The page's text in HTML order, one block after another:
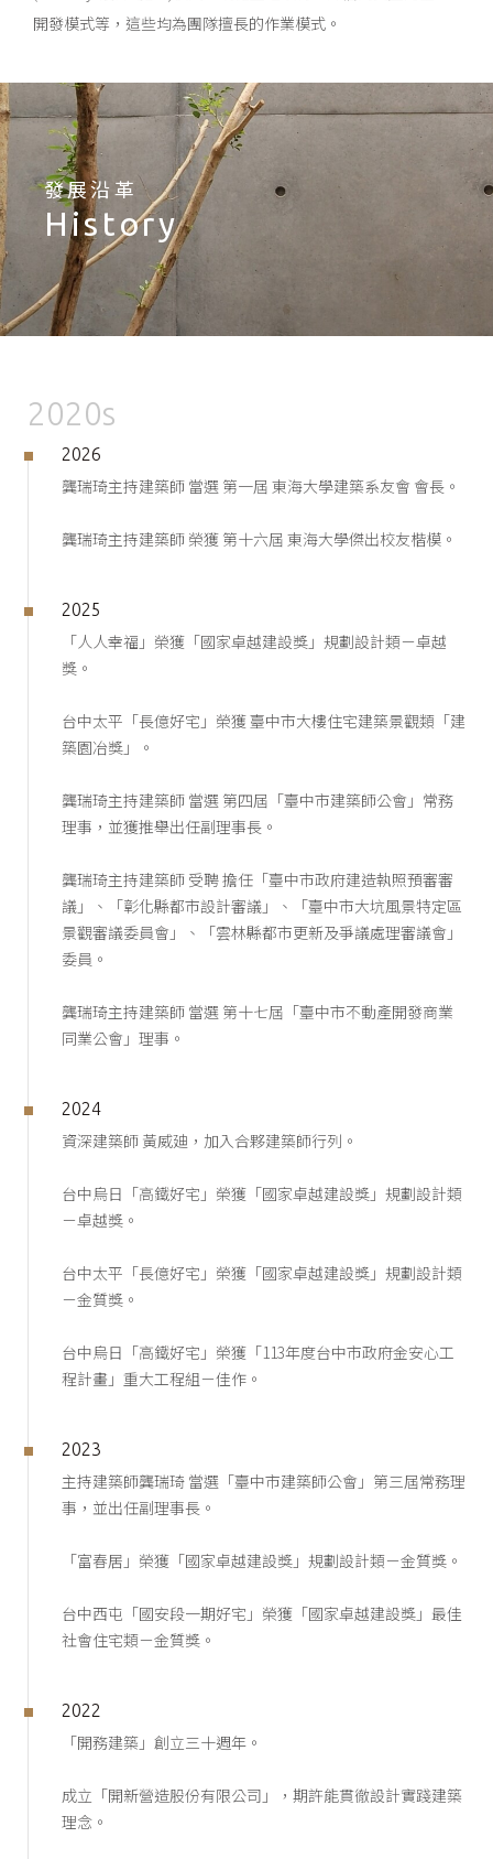
開發模式等，這些均為團隊擅長的作業模式。
發展沿革
History
2020s
2026
龔瑞琦主持建築師 當選 第一屆 東海大學建築系友會 會長。
龔瑞琦主持建築師 榮獲 第十六屆 東海大學傑出校友楷模。
2025
「人人幸福」榮獲「國家卓越建設獎」規劃設計類－卓越
獎。
台中太平「長億好宅」榮獲 臺中市大樓住宅建築景觀類「建
築園冶獎」。
龔瑞琦主持建築師 當選 第四屆「臺中市建築師公會」常務
理事，並獲推舉出任副理事長。
龔瑞琦主持建築師 受聘 擔任「臺中市政府建造執照預審審
議」、「彰化縣都市設計審議」、「臺中市大坑風景特定區
景觀審議委員會」、「雲林縣都市更新及爭議處理審議會」
委員。
龔瑞琦主持建築師 當選 第十七屆「臺中市不動產開發商業
同業公會」理事。
2024
資深建築師 黃威廸，加入合夥建築師行列。
台中烏日「高鐵好宅」榮獲「國家卓越建設獎」規劃設計類
－卓越獎。
台中太平「長億好宅」榮獲「國家卓越建設獎」規劃設計類
－金質獎。
台中烏日「高鐵好宅」榮獲「113年度台中市政府金安心工
程計畫」重大工程組－佳作。
2023
主持建築師龔瑞琦 當選「臺中市建築師公會」第三屆常務理
事，並出任副理事長。
「富春居」榮獲「國家卓越建設獎」規劃設計類－金質獎。
台中西屯「國安段一期好宅」榮獲「國家卓越建設獎」最佳
社會住宅類－金質獎。
2022
「開務建築」創立三十週年。
成立「開新營造股份有限公司」，期許能貫徹設計實踐建築
理念。